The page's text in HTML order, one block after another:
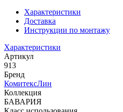
Характеристики
Доставка
Инструкции по монтажу
Характеристики
Артикул
913
Бренд
КомитексЛин
Коллекция
БАВАРИЯ